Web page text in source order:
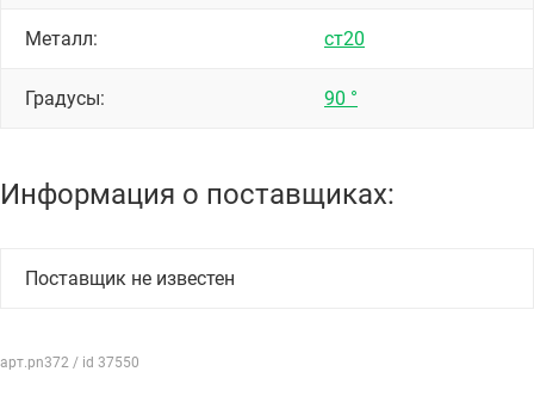
Металл: ст20
Градусы: 90 °
Информация о поставщиках:
Поставщик не известен
арт.pn372 / id 37550